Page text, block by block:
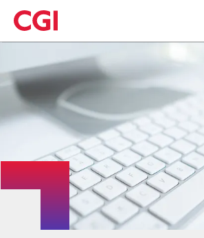
Skip
to
main